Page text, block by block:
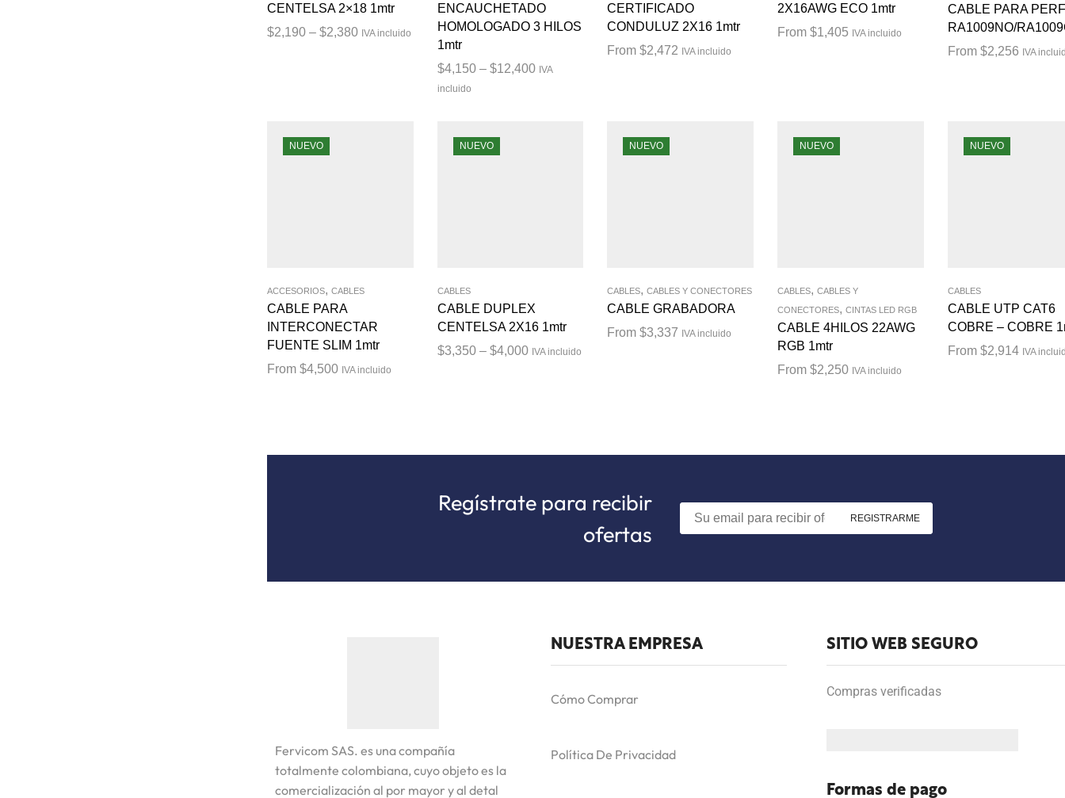
CENTELSA 2×18 1mtr
$2,190 – $2,380 IVA incluido
ENCAUCHETADO
HOMOLOGADO 3 HILOS
1mtr
$4,150 – $12,400 IVA
incluido
CERTIFICADO
CONDULUZ 2X16 1mtr
From$2,472 IVA incluido
2X16AWG ECO 1mtr
From$1,405 IVA incluido
CABLE PARA
RA1009NO/
From $2,256 IVA
NUEVO
ACCESORIOS,CABLES
CABLE PARA
INTERCONECTAR
FUENTE SLIM 1mtr
From$4,500 IVA incluido
NUEVO
CABLES
CABLE DUPLEX
CENTELSA 2X16 1mtr
$3,350 – $4,000 IVA incluido
NUEVO
CABLES,CABLES Y CONECTORES
CABLE GRABADORA
From$3,337 IVA incluido
NUEVO
CABLES,CABLES Y
CONECTORES,CINTAS LED RGB
CABLE 4HILOS 22AWG
RGB 1mtr
From$2,250 IVA incluido
NUEVO
CABLES
CABLE UTP CAT6
COBRE – COBRE
From $2,914 IVA
Regístrate para recibir
ofertas
Fervicom SAS. es una compañía
totalmente colombiana, cuyo objeto es la
comercialización al por mayor y al detal
NUESTRA EMPRESA
Cómo Comprar
Política De Privacidad
SITIO WEB SEGURO
Compras verificadas
Formas de pago